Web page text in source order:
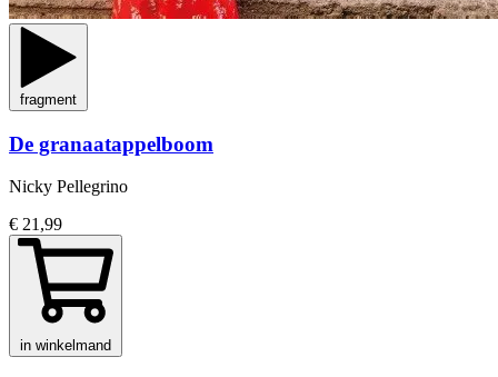
fragment
De granaatappelboom
Nicky Pellegrino
€ 21,99
in winkelmand